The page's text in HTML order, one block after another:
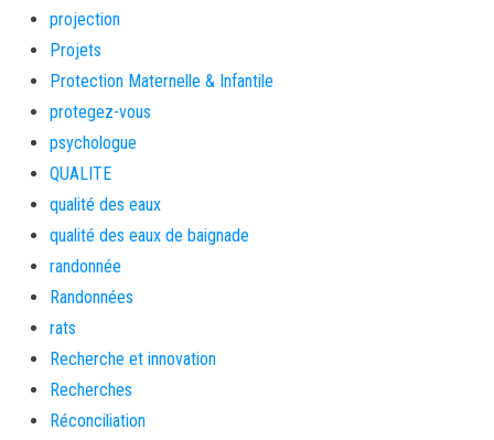
projection
Projets
Protection Maternelle & Infantile
protegez-vous
psychologue
QUALITE
qualité des eaux
qualité des eaux de baignade
randonnée
Randonnées
rats
Recherche et innovation
Recherches
Réconciliation